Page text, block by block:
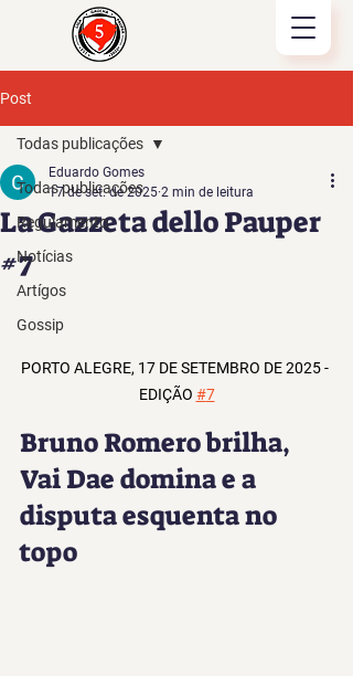
Post
Todas publicações
Regulamento
Notícias
Artígos
Gossip
Todas publicações
La Gazzeta dello Pauper
#7
Eduardo Gomes
17 de set. de 2025 2 min de leitura
PORTO ALEGRE, 17 DE SETEMBRO DE 2025 -
EDIÇÃO #7
Bruno Romero brilha,
Vai Dae domina e a
disputa esquenta no
topo